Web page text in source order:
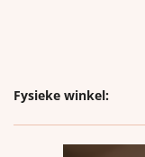
Fysieke winkel: